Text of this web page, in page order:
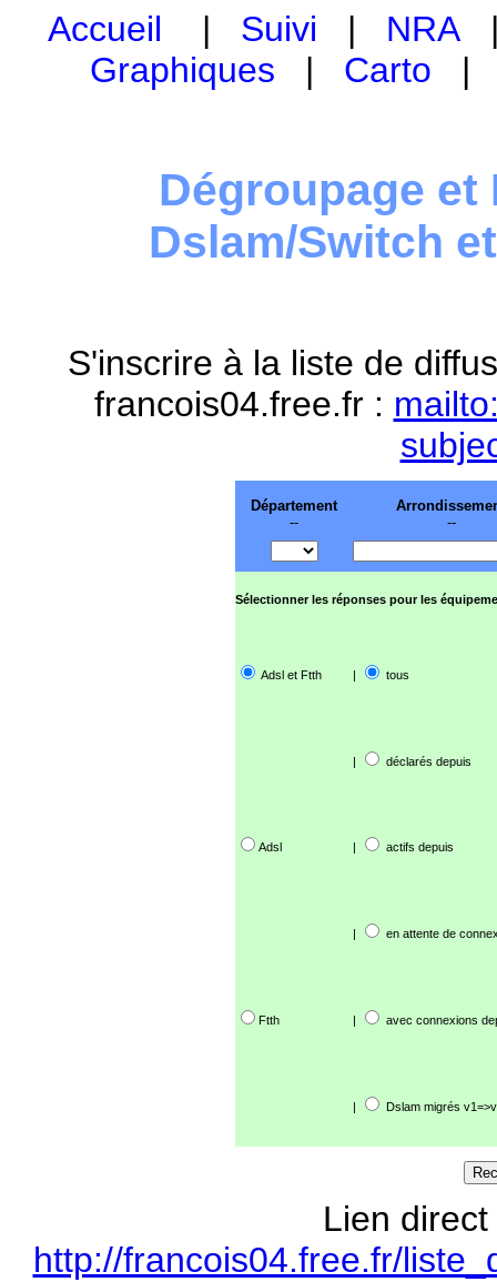
Accueil | Suivi | NRA
Graphiques | Carto
Dégroupage et
Dslam/Switch
S'inscrire à la liste de
francois04.free.fr :
Département
--
--
Sélectionner les réponses pour les
Adsl et Ftth | tous
| déclarés depuis
Adsl | actifs depuis
| en attente de
Ftth | avec connexions
| Dslam migrés
Lien
http://francois04.free.fr/